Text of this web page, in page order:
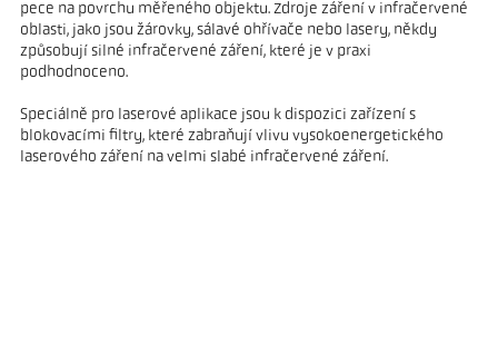
pece na povrchu měřeného objektu. Zdroje záření v infračervené
oblasti, jako jsou žárovky, sálavé ohřívače nebo lasery, někdy
způsobují silné infračervené záření, které je v praxi
podhodnoceno.
Speciálně pro laserové aplikace jsou k dispozici zařízení s
blokovacími filtry, které zabraňují vlivu vysokoenergetického
laserového záření na velmi slabé infračervené záření.